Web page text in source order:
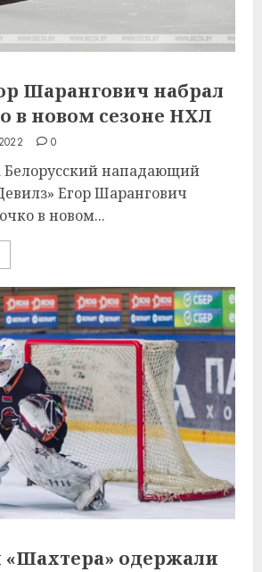
Шарангович набрал
в новом сезоне НХЛ
0
Белорусский нападающий
Егор Шарангович
в новом...
одержали